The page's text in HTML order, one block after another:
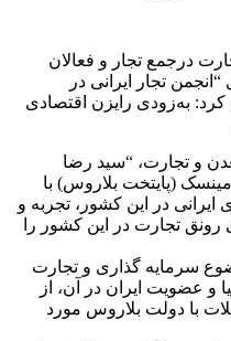
درجمع تجار و فعالان
تجار ایرانی در
کرد: به‌زودی رایزن اقتصادی
و تجارت، “سید رضا
(پایتخت بلاروس) با
در این کشور، تجربه و
رونق تجارت در این کشور را
سرمایه گذاری و تجارت
و عضویت ایران در آن، از
با دولت بلاروس مورد